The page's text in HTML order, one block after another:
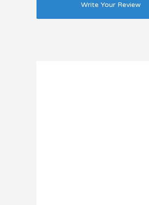
Write Your Review